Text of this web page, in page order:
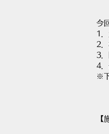
今
1
2．
3．
4
※
【